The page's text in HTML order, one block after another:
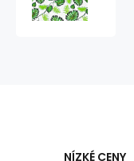
na
NÍZKÉ CENY